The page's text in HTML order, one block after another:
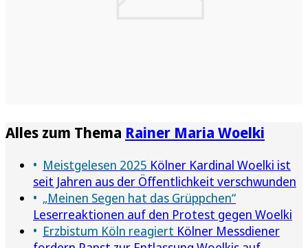
Alles zum Thema Rainer Maria Woelki
Meistgelesen 2025 Kölner Kardinal Woelki ist
seit Jahren aus der Öffentlichkeit verschwunden
„Meinen Segen hat das Grüppchen“
Leserreaktionen auf den Protest gegen Woelki
Erzbistum Köln reagiert Kölner Messdiener